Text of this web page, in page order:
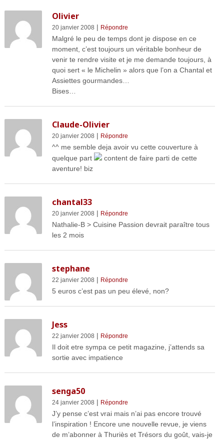
Olivier
20 janvier 2008 | Répondre
Malgré le peu de temps dont je dispose en ce
moment, c’est toujours un véritable bonheur de
venir te rendre visite et je me demande toujours, à
quoi sert « le Michelin » alors que l’on a Chantal et
Assiettes gourmandes…
Bises…
Claude-Olivier
20 janvier 2008 | Répondre
^^ me semble deja avoir vu cette couverture à
quelque part
content de faire parti de cette
aventure! biz
chantal33
20 janvier 2008 | Répondre
Nathalie-B > Cuisine Passion devrait paraître tous
les 2 mois
stephane
22 janvier 2008 | Répondre
5 euros c’est pas un peu élevé, non?
Jess
22 janvier 2008 | Répondre
Il doit etre sympa ce petit magazine, j’attends sa
sortie avec impatience
senga50
24 janvier 2008 | Répondre
J’y pense c’est vrai mais n’ai pas encore trouvé
l’inspiration ! Encore une nouvelle revue, je viens
de m’abonner à Thuriès et Trésors du goût, vais-je